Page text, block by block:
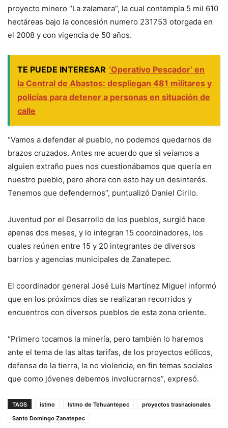
proyecto minero “La zalamera”, la cual contempla 5 mil 610
hectáreas bajo la concesión numero 231753 otorgada en
el 2008 y con vigencia de 50 años.
TE PUEDE INTERESAR ‘Operativo Pescador’ en
la Central de Abastos: despliegan 481 militares y
policías para detener a personas en situación de
calle
“Vamos a defender al pueblo, no podemos quedarnos de
brazos cruzados. Antes me acuerdo que si veíamos a
alguien extraño pues nos cuestionábamos que quería en
nuestro pueblo, pero ahora con esto hay un desinterés.
Tenemos que defendernos”, puntualizó Daniel Cirilo.
Juventud por el Desarrollo de los pueblos, surgió hace
apenas dos meses, y lo integran 15 coordinadores, los
cuales reúnen entre 15 y 20 integrantes de diversos
barrios y agencias municipales de Zanatepec.
El coordinador general José Luis Martínez Miguel informó
que en los próximos días se realizaran recorridos y
encuentros con diversos pueblos de esta zona oriente.
“Primero tocamos la minería, pero también lo haremos
ante el tema de las altas tarifas, de los proyectos eólicos,
defensa de la tierra, la no violencia, en fin temas sociales
que como jóvenes debemos involucrarnos”, expresó.
TAGS istmo Istmo de Tehuantepec
proyectos trasnacionales
Santo Domingo Zanatepec